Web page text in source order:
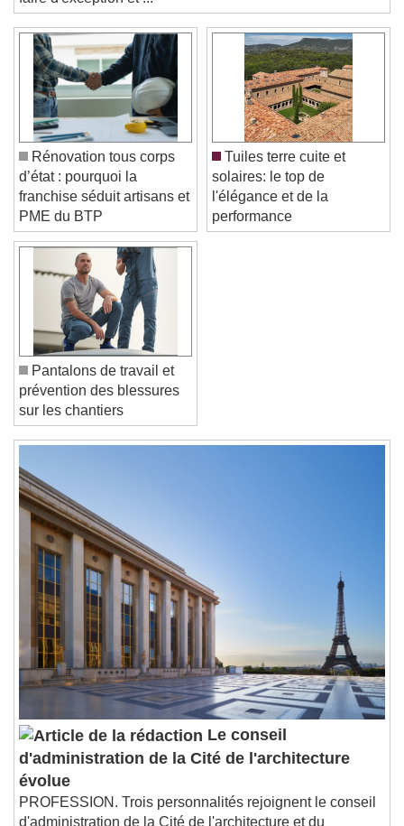
Text Background
Color Opacity
Caption Area Background
Color Opacity
Font Size
Text Edge Style
Font Family
Reset
Done
Close Modal Dialog
End of dialog window.
faire d'exception et ...
Rénovation tous corps
d’état : pourquoi la
franchise séduit artisans et
PME du BTP
Tuiles terre cuite et
solaires: le top de
l'élégance et de la
performance
Pantalons de travail et
prévention des blessures
sur les chantiers
Le conseil
d'administration de la Cité de l'architecture
évolue
PROFESSION. Trois personnalités rejoignent le conseil